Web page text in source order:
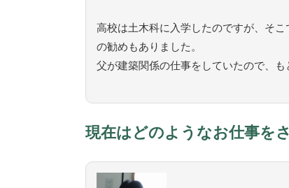
高校は土木科に入学したのですが、そ
の勧めもありました。
父が建築関係の仕事をしていたので、
現在はどのようなお仕事を